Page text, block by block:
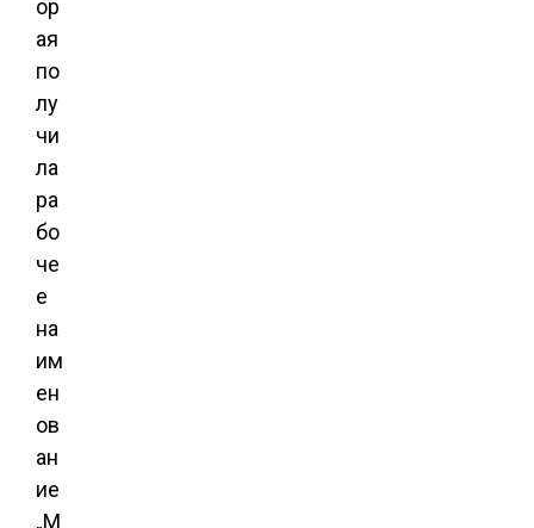
ор
ая
по
лу
чи
ла
ра
бо
че
е
на
им
ен
ов
ан
ие
„М